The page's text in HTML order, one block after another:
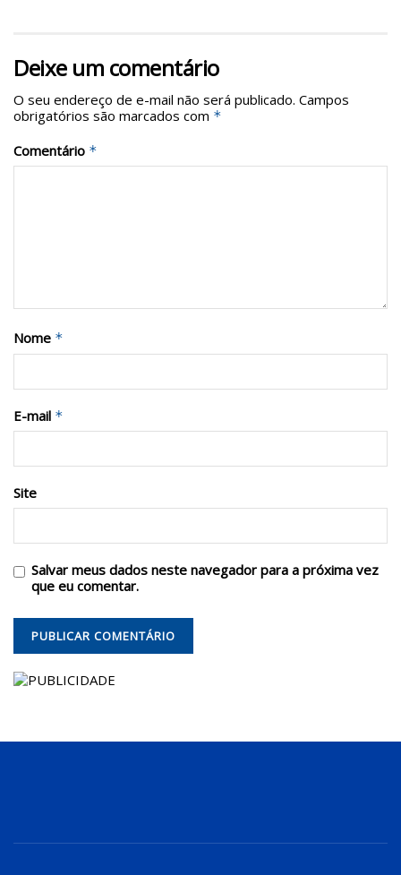
Deixe um comentário
O seu endereço de e-mail não será publicado. Campos
obrigatórios são marcados com *
Comentário *
Nome *
E-mail *
Site
Salvar meus dados neste navegador para a próxima vez
que eu comentar.